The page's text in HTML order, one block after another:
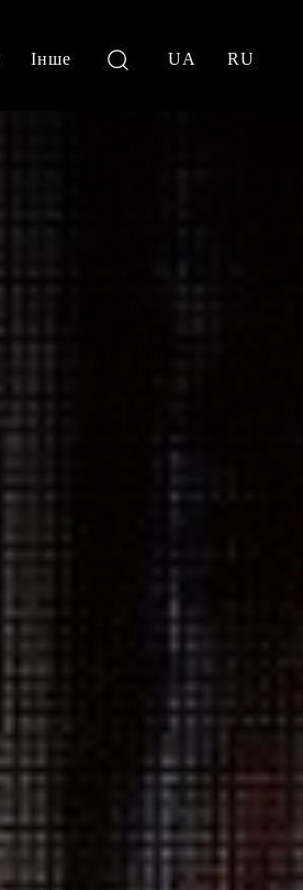
Інше UA RU